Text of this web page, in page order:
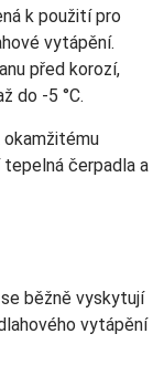
k použití pro
vytápění.
před korozí,
do -5 °C.
okamžitému
tepelná čerpadla a
běžně vyskytují
vytápění